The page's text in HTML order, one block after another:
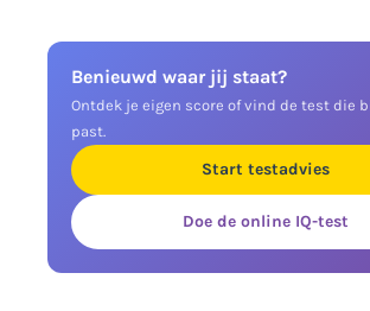
Benieuwd waar jij staat?
Ontdek je eigen score of vind de test die
past.
Start testadvies
Doe de online IQ-test